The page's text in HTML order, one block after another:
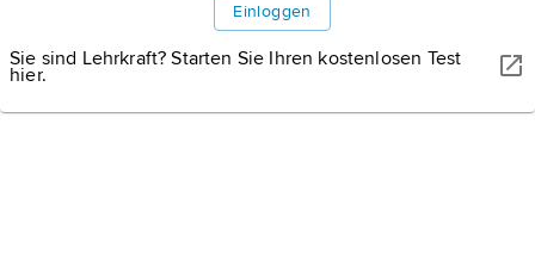
Einloggen
Sie sind Lehrkraft? Starten Sie Ihren kostenlosen Test
hier.